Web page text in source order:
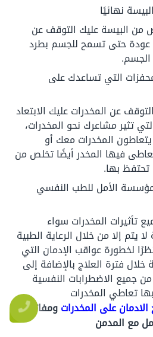
نهائيًا
من البيسة عليك التوقف عن
عودة حتى تسمح للجسم بطرد
الجسم.
التي تساعدك على
عن المخدرات عليك الابتعاد
تثير مشاعرك نحو المخدرات،
المخدرات معك أو
فيها المخدر أيضًا تخلص من
تحتفظ بها.
الأمل للطب النفسي
تأثيرات المخدرات سواء
يتم إلا من خلال الرعاية الطبية
لخطورة عواقب الإدمان التي
خلال فترة العلاج بالإضافة إلى
جميع الاضطرابات النفسية
تعاطي المخدرات
الادمان على المخدراتومفاتيح
مع المدمن